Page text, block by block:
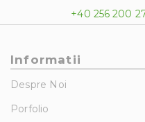
+40 256 200
Informatii
Despre Noi
Porfolio